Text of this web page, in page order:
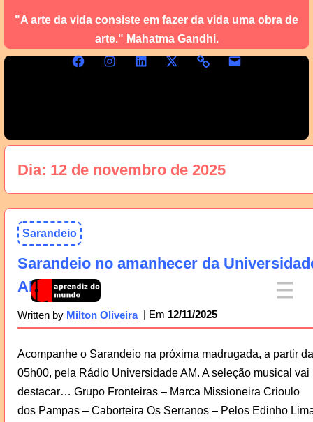
"A arte da vida consiste em fazer da vida uma obra de
arte." Mahatma Gandhi.
Dia: 12 de novembro de 2025
Sarandeio
Sarandeio no amanhecer da
AM, 13/11
Written by Milton Oliveira 12/11/2025
Acompanhe o Sarandeio na próxima madrugada, a partir
05h00, pela Rádio Universidade AM. A seleção musical vai
destacar… Grupo Fronteiras – Marca Missioneira Crioulo
dos Pampas – Caborteira Os Serranos – Pelos Edinho